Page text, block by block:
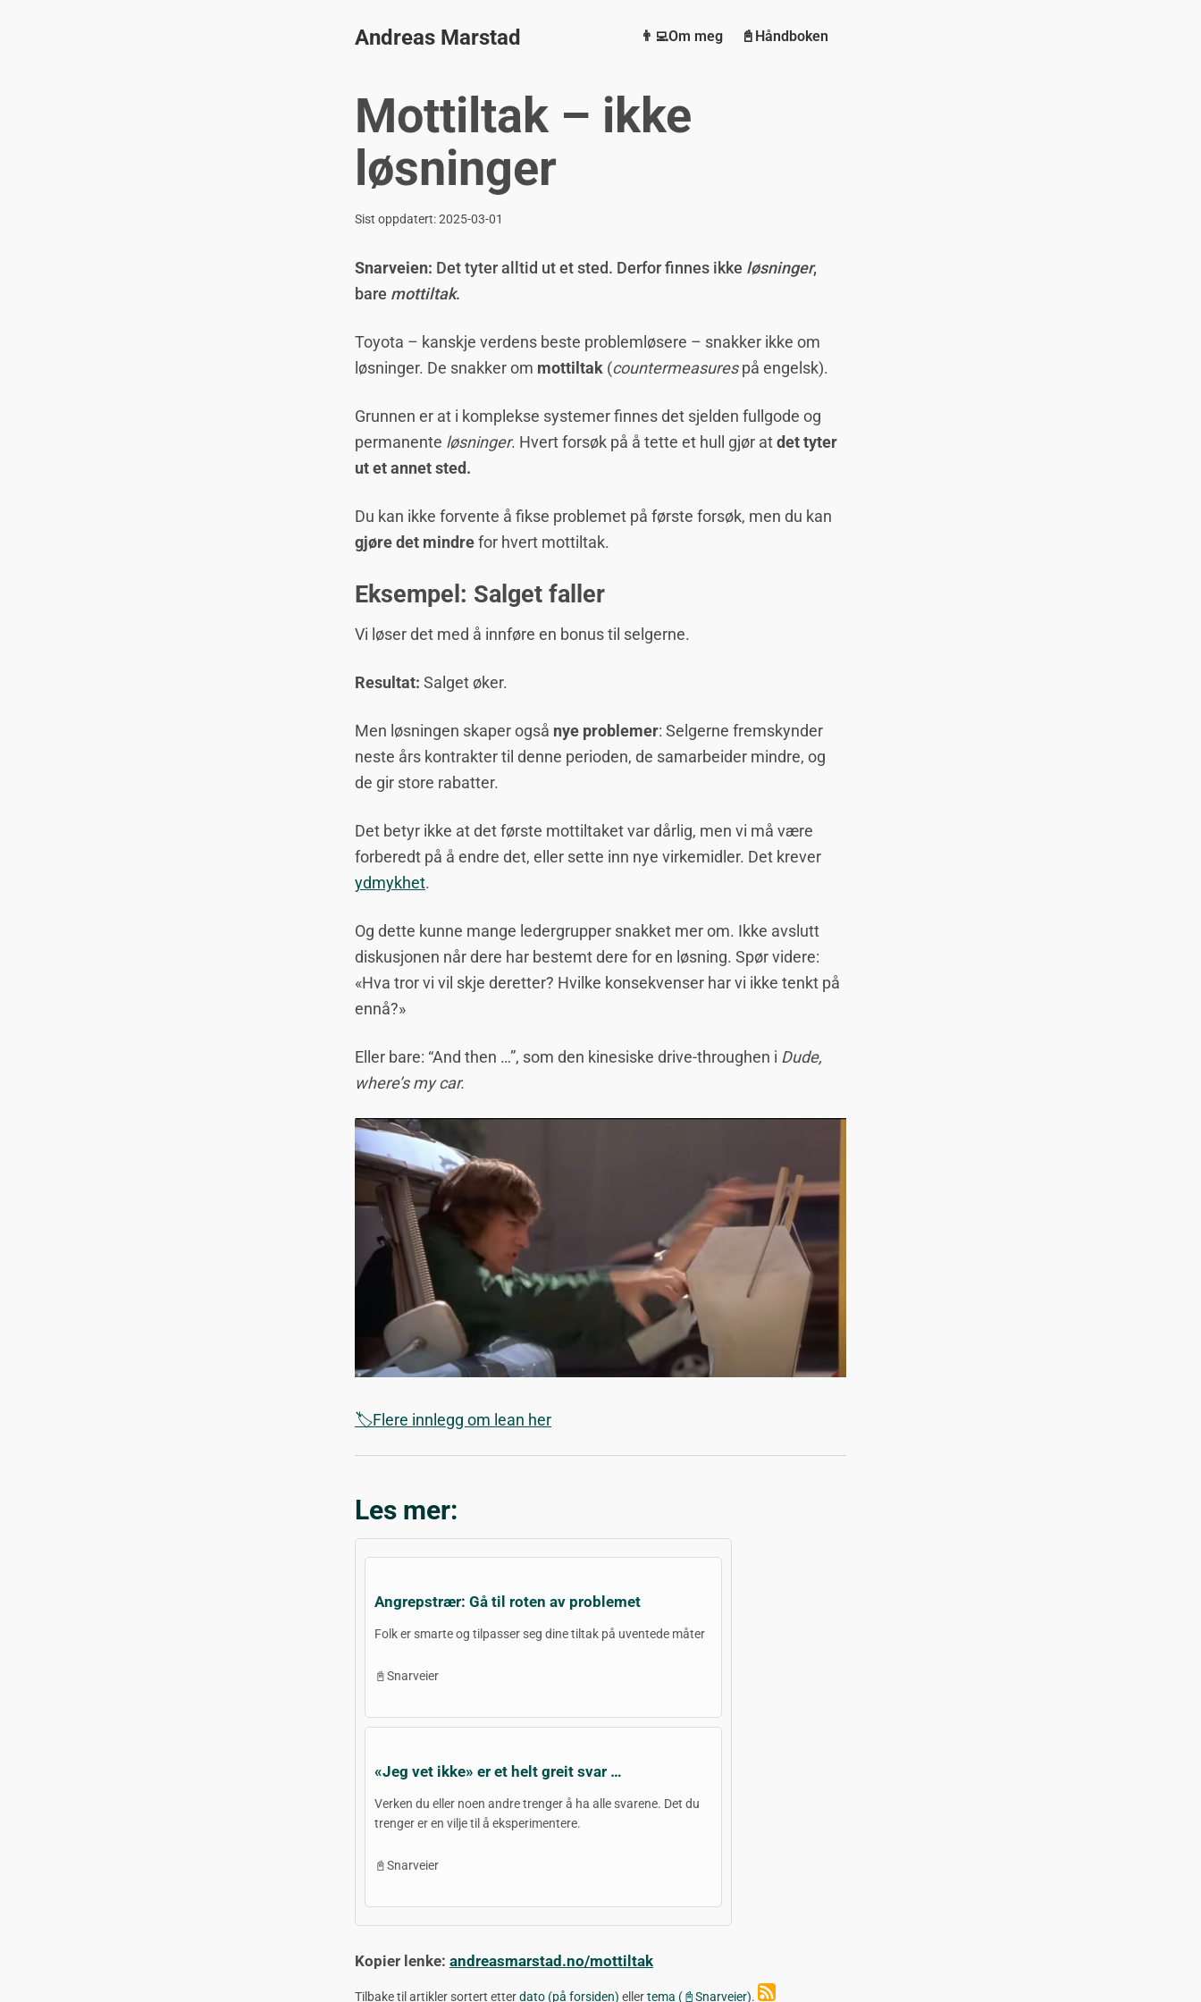
Andreas Marstad 👨‍💻Om meg 📓Håndboken
Mottiltak – ikke
løsninger
Sist oppdatert:2025-03-01
Snarveien: Det tyter alltid ut et sted. Derfor finnes ikke løsninger,
bare mottiltak.
Toyota – kanskje verdens beste problemløsere – snakker ikke om
løsninger. De snakker om mottiltak (countermeasurespå engelsk).
Grunnen er at i komplekse systemer finnes det sjelden fullgode og
permanente løsninger. Hvert forsøk på å tette et hull gjør atdet tyter
ut et annet sted.
Du kan ikke forvente å fikse problemet på første forsøk, men du kan
gjøre det mindrefor hvert mottiltak.
Eksempel: Salget faller
Vi løser det med å innføre en bonus til selgerne.
Resultat: Salget øker.
Men løsningen skaper også nye problemer: Selgerne fremskynder
neste års kontrakter til denne perioden, de samarbeider mindre, og
de gir store rabatter.
Det betyr ikke at det første mottiltaket var dårlig, men vi må være
forberedt på å endre det, eller sette inn nye virkemidler. Det krever
ydmykhet.
Og dette kunne mange ledergrupper snakket mer om. Ikke avslutt
diskusjonen når dere har bestemt dere for en løsning. Spør videre:
«Hva tror vi vil skje deretter? Hvilke konsekvenser har vi ikke tenkt på
ennå?»
Eller bare: “And then …”, som den kinesiske drive-throughen i Dude,
where’s my car.
🏷️Flere innlegg om lean her
Les mer:
Angrepstrær: Gå til roten av problemet
Folk er smarte og tilpasser seg dine tiltak på uventede måter
📓Snarveier
«Jeg vet ikke» er et helt greit svar …
Verken du eller noen andre trenger å ha alle svarene. Det du
trenger er en vilje til å eksperimentere.
📓Snarveier
Kopier lenke: andreasmarstad.no/mottiltak
Tilbake til artikler sortert etterdato (på forsiden) ellertema (📓Snarveier).